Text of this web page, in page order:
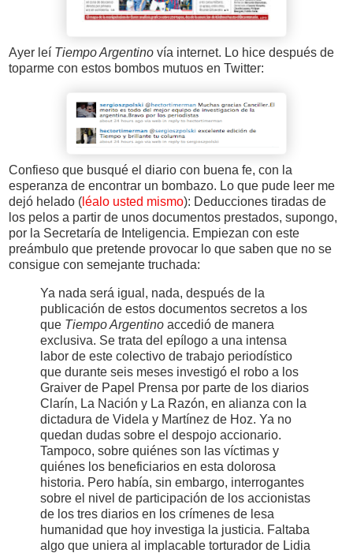
Ayer leí Tiempo Argentino vía internet. Lo hice después de
toparme con estos bombos mutuos en Twitter:
Confieso que busqué el diario con buena fe, con la
esperanza de encontrar un bombazo. Lo que pude leer me
dejó helado ( léalo usted mismo): Deducciones tiradas de
los pelos a partir de unos documentos prestados, supongo,
por la Secretaría de Inteligencia. Empiezan con este
preámbulo que pretende provocar lo que saben que no se
consigue con semejante truchada:
Ya nada será igual, nada, después de la
publicación de estos documentos secretos a los
que Tiempo Argentino accedió de manera
exclusiva. Se trata del epílogo a una intensa
labor de este colectivo de trabajo periodístico
que durante seis meses investigó el robo a los
Graiver de Papel Prensa por parte de los diarios
Clarín, La Nación y La Razón, en alianza con la
dictadura de Videla y Martínez de Hoz. Ya no
quedan dudas sobre el despojo accionario.
Tampoco, sobre quiénes son las víctimas y
quiénes los beneficiarios en esta dolorosa
historia. Pero había, sin embargo, interrogantes
sobre el nivel de participación de los accionistas
de los tres diarios en los crímenes de lesa
humanidad que hoy investiga la justicia. Faltaba
algo que uniera al implacable torturador de Lidia